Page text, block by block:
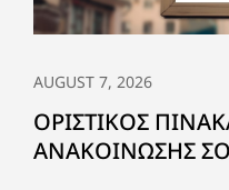
AUGUST 7, 2026
ΟΡΙΣΤΙΚΟΣ
ΑΝΑΚΟΙΝΩΣΗΣ